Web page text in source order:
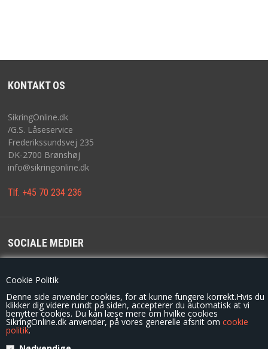
Cookie Politik
Denne side anvender cookies, for at kunne fungere korrekt.Hvis du
klikker dig videre rundt på siden, accepterer du automatisk at vi
benytter cookies. Du kan læse mere om hvilke cookies
SikringOnline.dk anvender, på vores generelle afsnit om cookie
politik.
KONTAKT OS
SikringOnline.dk
/G.S. Låseservice
Frederikssundsvej 235
DK-2700 Brønshøj
info@sikringonline.dk
Tlf. +45 70 234 236
SOCIALE MEDIER
For de seneste opdateringer, konkurrencer og tilbud følg os på